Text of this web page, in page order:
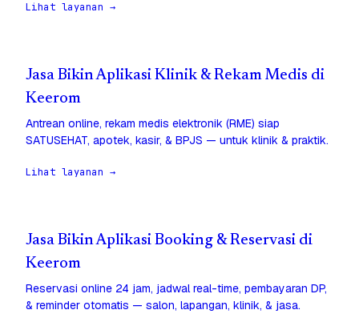
Lihat layanan →
Jasa Bikin Aplikasi Klinik & Rekam Medis di
Keerom
Antrean online, rekam medis elektronik (RME) siap
SATUSEHAT, apotek, kasir, & BPJS — untuk klinik & praktik.
Lihat layanan →
Jasa Bikin Aplikasi Booking & Reservasi di
Keerom
Reservasi online 24 jam, jadwal real-time, pembayaran DP,
& reminder otomatis — salon, lapangan, klinik, & jasa.